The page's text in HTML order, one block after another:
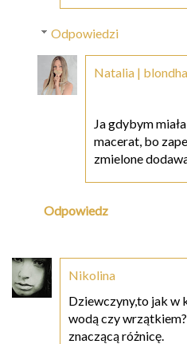
Odpowiedzi
Natalia |
Ja gdybym
macerat, bo
zmielone
Odpowiedz
Nikolina
Dziewczyny,to jak w
wodą czy
znaczącą różnicę.